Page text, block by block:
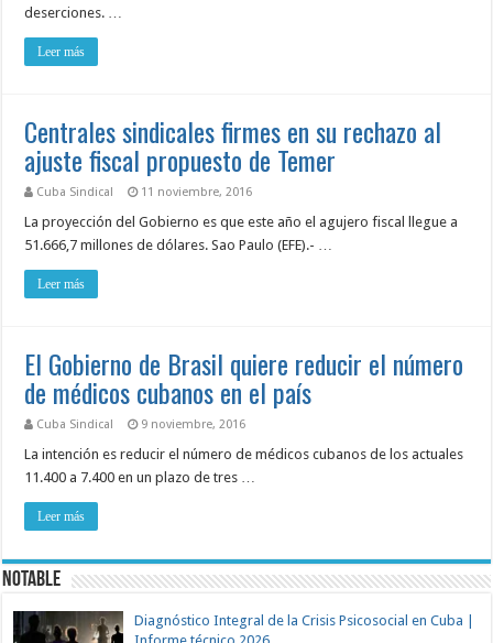
deserciones. …
Leer más
Centrales sindicales firmes en su rechazo al
ajuste fiscal propuesto de Temer
Cuba Sindical 11 noviembre, 2016
La proyección del Gobierno es que este año el agujero fiscal llegue a
51.666,7 millones de dólares. Sao Paulo (EFE).- …
Leer más
El Gobierno de Brasil quiere reducir el número
de médicos cubanos en el país
Cuba Sindical 9 noviembre, 2016
La intención es reducir el número de médicos cubanos de los actuales
11.400 a 7.400 en un plazo de tres …
Leer más
NOTABLE
Diagnóstico Integral de la Crisis Psicosocial en Cuba |